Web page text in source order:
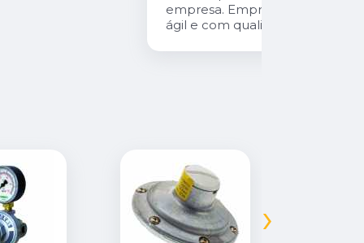
empresa. Empresa com atendimento
›